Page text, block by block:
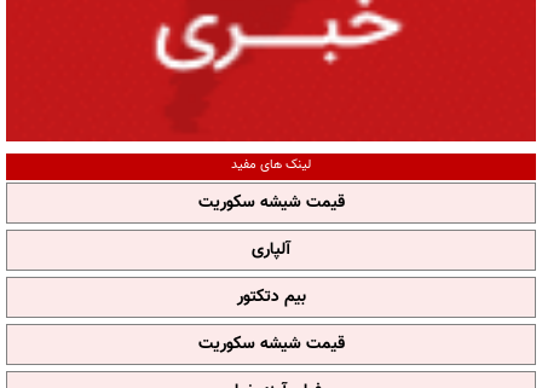
لینک های مفید
قیمت شیشه سکوریت
آلپاری
بیم دتکتور
قیمت شیشه سکوریت